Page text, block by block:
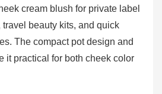
cream blush for private label
beauty kits, and quick
The compact pot design and
it practical for both cheek color